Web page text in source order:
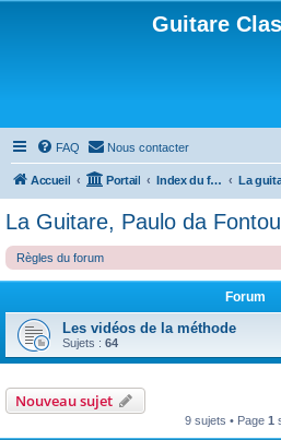
Guitare
FAQ Nous contacter
Accueil Portail Index du forum
La Guitare, Paulo da
Règles du forum
Forum
Les vidéos de la méthode
Sujets : 64
Nouveau sujet
9 sujets • Page 1